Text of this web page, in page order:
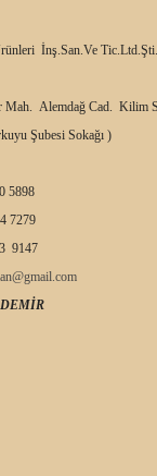
İnş.San.Ve Tic.Ltd.Şti.
Mah. Alemdağ Cad.
Şubesi Sokağı )
5898
7279
9147